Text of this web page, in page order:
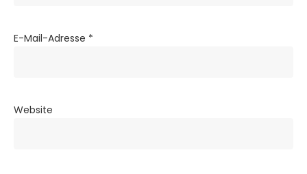
E-Mail-Adresse *
Website